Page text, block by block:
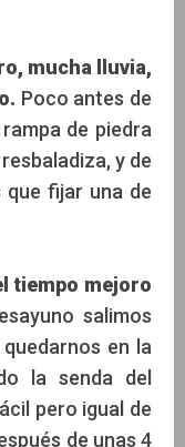
mucha lluvia,
Poco antes de
de piedra
y de
que fijar una de
tiempo mejoro
salimos
en la
la senda del
pero igual de
de unas 4